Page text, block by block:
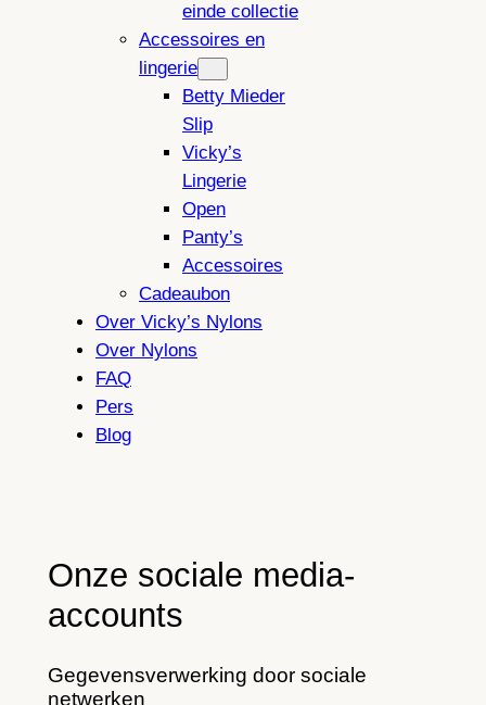
einde collectie
Accessoires en
lingerie
Betty Mieder
Slip
Vicky’s
Lingerie
Open
Panty’s
Accessoires
Cadeaubon
Over Vicky’s Nylons
Over Nylons
FAQ
Pers
Blog
Onze sociale media-
accounts
Gegevensverwerking door sociale
netwerken